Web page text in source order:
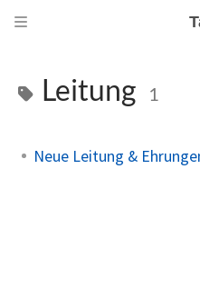
Leitung 1
Neue Leitung &